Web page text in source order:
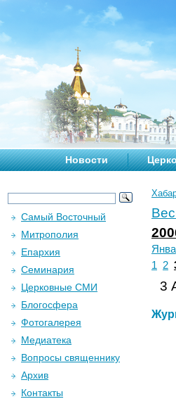
Новости
1
2
3
Самый Восточный
Митрополия
Епархия
Семинария
Церковные СМИ
Блогосфера
Фотогалерея
Медиатека
Вопросы священнику
Архив
Контакты